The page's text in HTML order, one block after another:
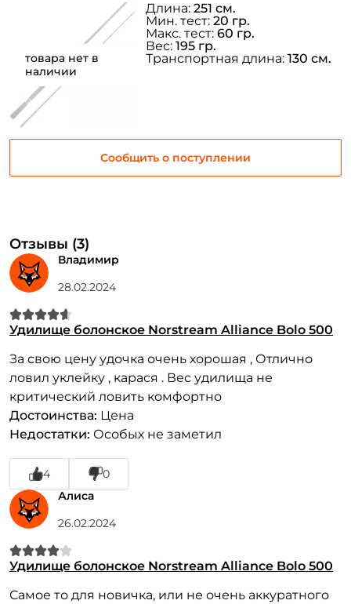
товара нет в
наличии
Сообщить о поступлении
Длина: 251 см.
Мин. тест: 20 гр.
Макс. тест: 60 гр.
Вес: 195 гр.
Транспортная длина: 130 см.
Отзывы (3)
Владимир
28.02.2024
Удилище болонское Norstream Alliance Bolo 500
За свою цену удочка очень хорошая , Отлично
ловил уклейку , карася . Вес удилища не
критический ловить комфортно
Достоинства: Цена
Недостатки: Особых не заметил
4
0
Алиса
26.02.2024
Удилище болонское Norstream Alliance Bolo 500
Самое то для новичка, или не очень аккуратного
Повторите пароль: *
Заполняя данную форму вы соглашаетесь на обработку
персональных данных
У меня уже есть аккаунт